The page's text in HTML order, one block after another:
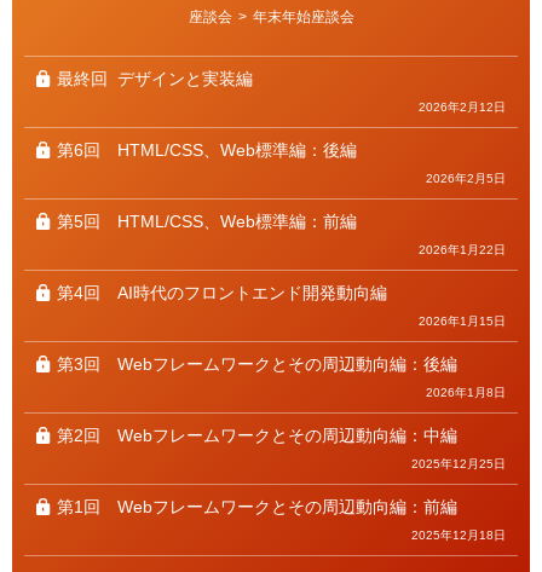
リ
ー
座談会 > 年末年始座談会
最終回 デザインと実装編
2026年2月12日
第6回 HTML/CSS、Web標準編：後編
2026年2月5日
第5回 HTML/CSS、Web標準編：前編
2026年1月22日
第4回 AI時代のフロントエンド開発動向編
2026年1月15日
第3回 Webフレームワークとその周辺動向編：後編
2026年1月8日
第2回 Webフレームワークとその周辺動向編：中編
2025年12月25日
第1回 Webフレームワークとその周辺動向編：前編
2025年12月18日